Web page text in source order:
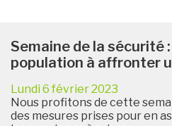
Semaine de la sécurité
population à affronter
Lundi 6 février 2023
Nous profitons de cette
des mesures prises pour en